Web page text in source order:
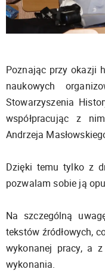
Poznając przy okazji
naukowych
Stowarzyszenia
współpracując z
Andrzeja
Dzięki temu tylko z
pozwalam sobie ją
Na szczególną
tekstów źródłowych,
wykonanej pracy, a
wykonania.